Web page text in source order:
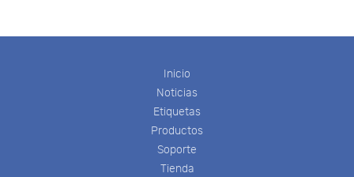
Inicio
Noticias
Etiquetas
Productos
Soporte
Tienda